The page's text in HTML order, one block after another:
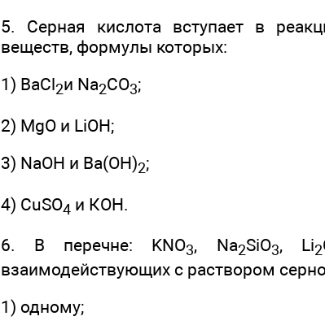
5. Серная кислота вступает в
веществ, формулы которых:
1) ВаСl2и Na2CO3;
2) MgO и LiOH;
3) NaOH и Ва(ОН)2;
4) CuSO4 и КОН.
6. В перечне: KNO3, Na2SiO3, Li2
взаимодействующих с раствором
1) одному;